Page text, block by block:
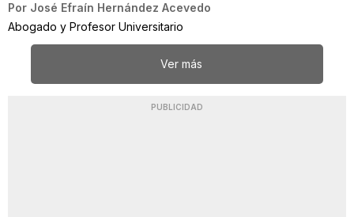
Por José Efraín Hernández Acevedo
Abogado y Profesor Universitario
Ver más
PUBLICIDAD